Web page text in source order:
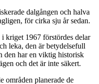
dalgången och halva
för cirka sju år sedan.
kriget 1967 förstördes delar
leka, den är betydelsefull
den har en viktig historisk
och det är inte säkert.
områden planerade de